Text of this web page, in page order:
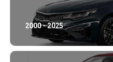
2000 - 2025